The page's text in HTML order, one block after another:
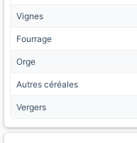
Vignes
Fourrage
Orge
Autres céréales
Vergers